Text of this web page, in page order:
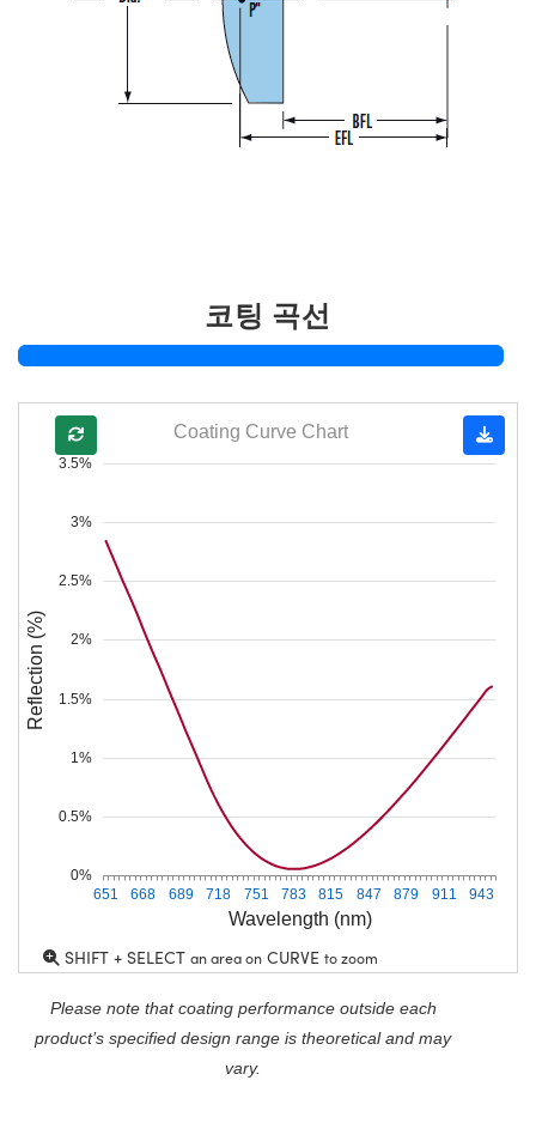
코팅 곡선
Wavelength (nm)
651 668 689 718 751 783 815 847 879 911 943
0%
0.5%
1%
1.5%
2%
2.5%
3%
3.5%
Reflection (%)
Coating Curve Chart
SHIFT + SELECT an area on CURVE to zoom
Please note that coating performance outside each
product’s specified design range is theoretical and may
vary.